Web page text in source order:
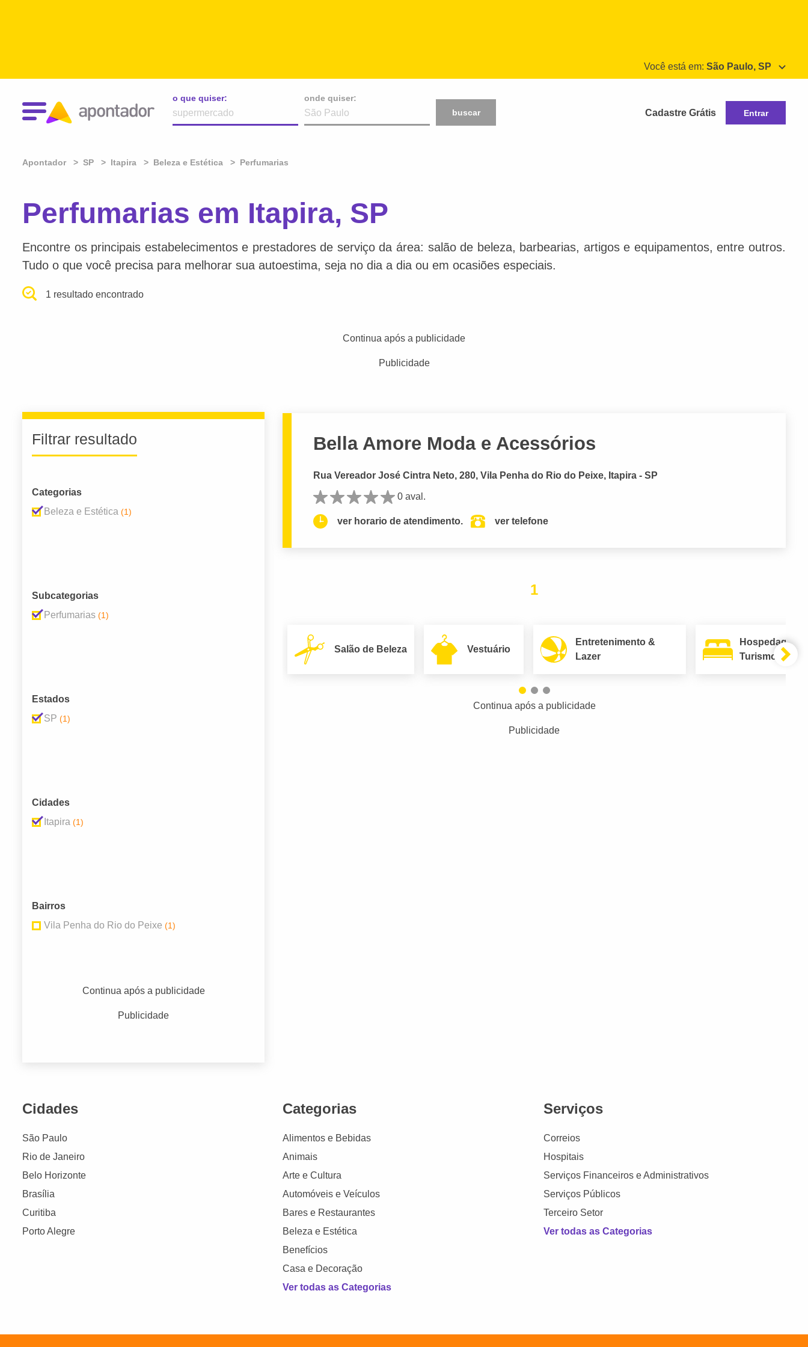
Você está em: São Paulo, SP
o que quiser:
onde quiser:
buscar
Cadastre Grátis Entrar
Apontador SP Itapira Beleza e Estética Perfumarias
Perfumarias em Itapira, SP
Encontre os principais estabelecimentos e prestadores de serviço da área: salão de beleza, barbearias, artigos e equipamentos, entre outros.
Tudo o que você precisa para melhorar sua autoestima, seja no dia a dia ou em ocasiões especiais.
1 resultado encontrado
Continua após a publicidade
Publicidade
Filtrar resultado
Categorias
Beleza e Estética (1)
Subcategorias
Perfumarias (1)
Estados
SP (1)
Cidades
Itapira (1)
Bairros
Vila Penha do Rio do Peixe (1)
Continua após a publicidade
Publicidade
Bella Amore Moda e Acessórios
Rua Vereador José Cintra Neto, 280, Vila Penha do Rio do Peixe, Itapira - SP
0 aval.
ver horario de atendimento. ver telefone
1
Salão de Beleza Vestuário
Entretenimento &
Lazer
Hospedagem
Turismo
Continua após a publicidade
Publicidade
Cidades
São Paulo
Rio de Janeiro
Belo Horizonte
Brasília
Curitiba
Porto Alegre
Categorias
Alimentos e Bebidas
Animais
Arte e Cultura
Automóveis e Veículos
Bares e Restaurantes
Beleza e Estética
Benefícios
Casa e Decoração
Ver todas as Categorias
Serviços
Correios
Hospitais
Serviços Financeiros e Administrativos
Serviços Públicos
Terceiro Setor
Ver todas as Categorias